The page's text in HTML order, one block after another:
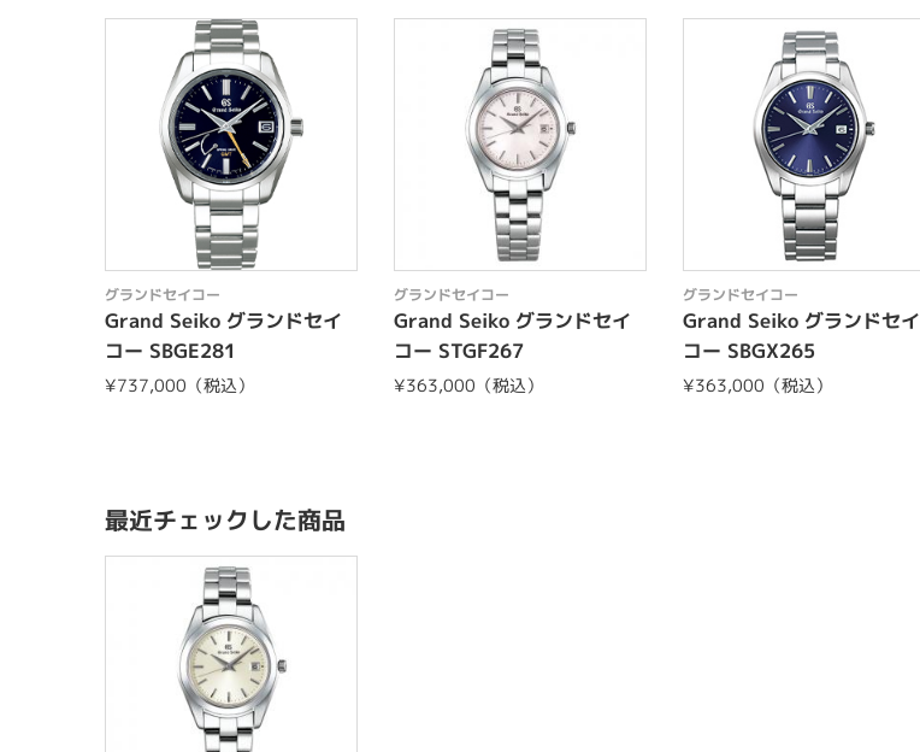
グランドセイコー
Grand Seiko グランドセイ
コー SBGE281
¥737,000（税込）
グランドセイコー
Grand Seiko グランドセイ
コー STGF267
¥363,000（税込）
グランドセイコー
Grand Seiko グランドセイ
コー SBGX265
¥363,000（税込）
最近チェックした商品